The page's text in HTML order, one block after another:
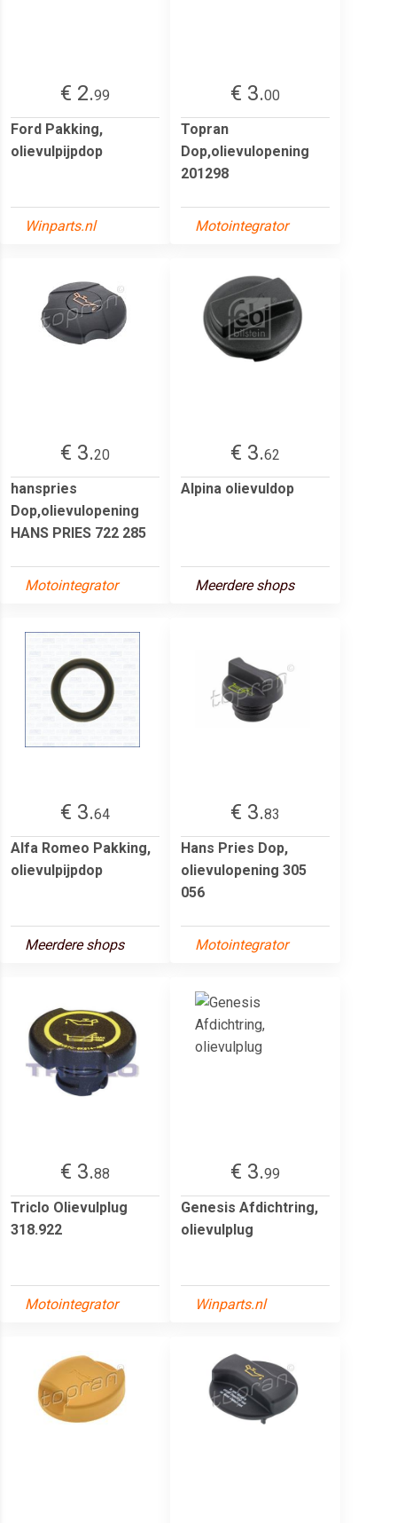
€ 2.99
Ford Pakking,
olievulpijpdop
Winparts.nl
€ 3.00
Topran
Dop,olievulopening
201298
Motointegrator
€ 3.20
hanspries
Dop,olievulopening
HANS PRIES 722 285
Motointegrator
€ 3.62
Alpina olievuldop
Meerdere shops
€ 3.64
Alfa Romeo Pakking,
olievulpijpdop
Meerdere shops
€ 3.83
Hans Pries Dop,
olievulopening 305
056
Motointegrator
€ 3.88
Triclo Olievulplug
318.922
Motointegrator
€ 3.99
Genesis Afdichtring,
olievulplug
Winparts.nl